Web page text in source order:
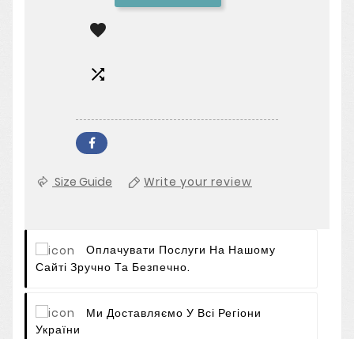


Size Guide Write your review
Оплачувати Послуги На Нашому
Сайті Зручно Та Безпечно.
Ми Доставляємо У Всі Регіони
України